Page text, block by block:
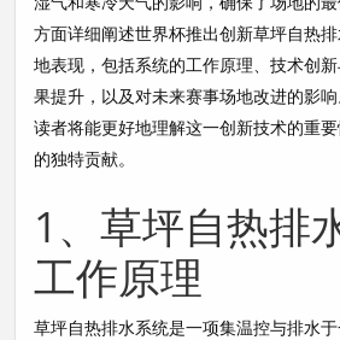
方面详细阐述世界杯推出创新草坪自热
地表现，包括系统的工作原理、技术创
果提升，以及对未来赛事场地改进的影
读者将能更好地理解这一创新技术的重
的独特贡献。
1、草坪自热排
工作原理
草坪自热排水系统是一项集温控与排水